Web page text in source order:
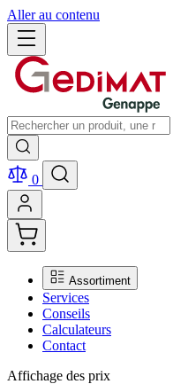
Aller au contenu
0
Assortiment
Services
Conseils
Calculateurs
Contact
Affichage des prix